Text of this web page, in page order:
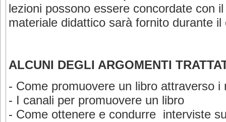
lezioni possono essere concordate con
materiale didattico sarà fornito durante
ALCUNI DEGLI ARGOMENTI
- Come promuovere un libro attraverso i
- I canali per promuovere un libro
- Come ottenere e condurre interviste